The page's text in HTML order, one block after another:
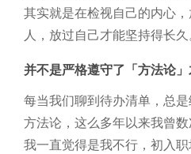
其实就是在检视自己的内心
人，放过自己才能坚持得长久
并不是严格遵守了「方法论
每当我们聊到待办清单，总
方法论，这么多年以来我曾数
我一直觉得是我不行，初入